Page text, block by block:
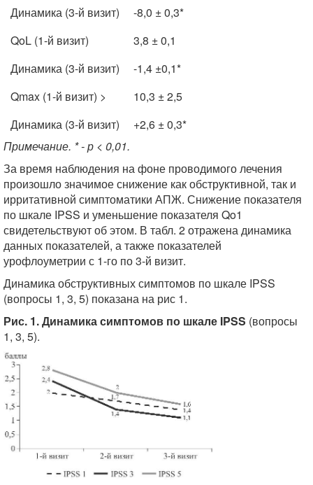
Динамика (3-й визит)
-8,0 ± 0,3*
QoL (1-й визит)
3,8 ± 0,1
Динамика (3-й визит)
-1,4 ±0,1*
Qmax (1-й визит) >
10,3 ± 2,5
Динамика (3-й визит)
+2,6 ± 0,3*
Примечание. * - р < 0,01.
За время наблюдения на фоне проводимого лечения
произошло значимое снижение как обструктивной, так и
ирритативной симптоматики АПЖ. Снижение показателя
по шкале IPSS и уменьшение показателя Qo1
свидетельствуют об этом. В табл. 2 отражена динамика
данных показателей, а также показателей
урофлоуметрии с 1-го по 3-й визит.
Динамика обструктивных симптомов по шкале IPSS
(вопросы 1, 3, 5) показана на рис 1.
Рис. 1. Динамика симптомов по шкале IPSS (вопросы
1, 3, 5).